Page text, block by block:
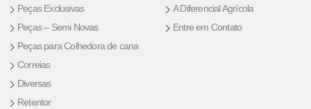
Peças Exclusivas
Peças – Semi Novas
Peças para Colhedora de cana
Correias
Diversas
Retentor
A Diferencial Agrícola
Entre em Contato